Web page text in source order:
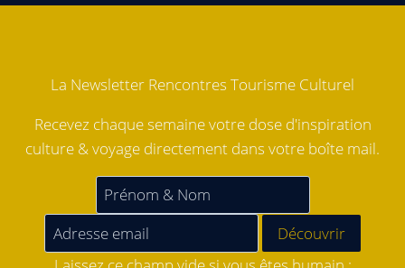
La Newsletter Rencontres Tourisme Culturel
Recevez chaque semaine votre dose d'inspiration
culture & voyage directement dans votre boîte mail.